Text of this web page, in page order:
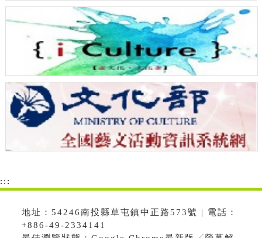
:::
地址：54246南投縣草屯鎮中正路573號 | 電話：
+886-49-2334141